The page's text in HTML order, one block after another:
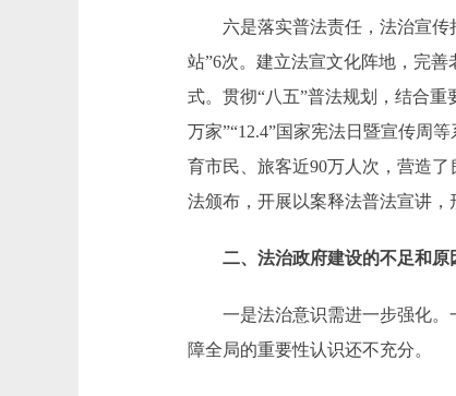
六是落实普法责任，法治宣传持
站”6次。建立法宣文化阵地，完
式。贯彻“八五”普法规划，结合
万家”“12.4”国家宪法日暨宣传周
育市民、旅客近90万人次，营造
法颁布，开展以案释法普法宣讲，
二、法治政府建设的不足和原
一是法治意识需进一步强化。一
障全局的重要性认识还不充分。